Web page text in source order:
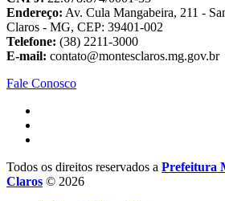
Endereço: Av. Cula Mangabeira, 211 -
Claros - MG, CEP: 39401-002
Telefone: (38) 2211-3000
E-mail: contato@montesclaros.mg.gov.br
Fale Conosco
Todos os direitos reservados a Prefeitura
Claros © 2026